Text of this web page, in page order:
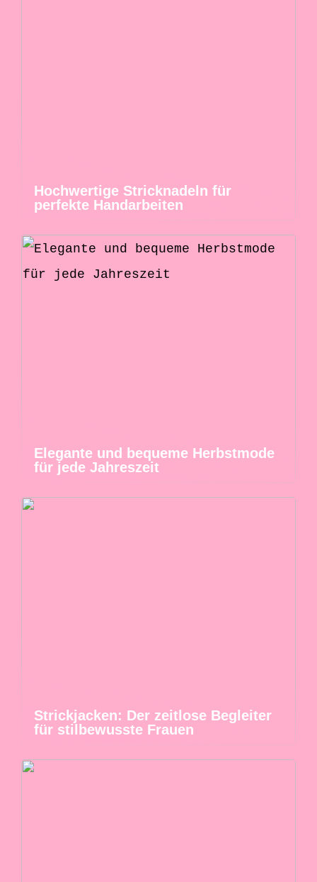
Hochwertige Stricknadeln für
perfekte Handarbeiten
Elegante und bequeme Herbstmode
für jede Jahreszeit
Strickjacken: Der zeitlose Begleiter
für stilbewusste Frauen